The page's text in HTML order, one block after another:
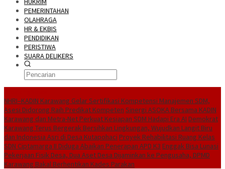
PEMERINTAHAN
OLAHRAGA
HR & EKBIS
PENDIDIKAN
PERISTIWA
SUARA DELIKERS
NHRI–KADIN Karawang Gelar Sertifikasi Kompetensi Manajemen SDM,
Asesi Didorong Raih Predikat Kompeten Sinergi ASOKA Bersama KADIN
Karawang dan Metra-Net Perkuat Kesiapan SDM Hadapi Era AI Demokrat
Karawang Terus Bergerak Bersihkan Lingkungan, Wujudkan Langit Biru
dan Indonesia Asri di Desa Kutapohaci Proyek Rehabilitasi Ruang Kelas
SDN Ciptamarga II Diduga Abaikan Penerapan APD K3 Enggak Bisa Lunasi
Pekerjaan Fisik Desa, Dua Aset Desa Dijaminkan ke Pengusaha, DPMD
Karawang Bakal Berhentikan Kades Parakan